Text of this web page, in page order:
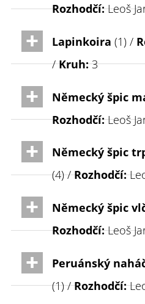
Rozhodčí:Leoš
Lapinkoira (1) /
/Kruh:3
Německý špic
Rozhodčí:Leoš
Německý špic
(4) /Rozhodčí:
Německý špic
Rozhodčí:Leoš
Peruánský
(1) /Rozhodčí: